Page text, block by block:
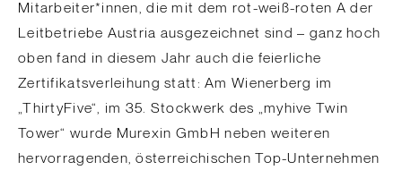
Mitarbeiter*innen, die mit dem rot-weiß-roten A der
Leitbetriebe Austria ausgezeichnet sind – ganz hoch
oben fand in diesem Jahr auch die feierliche
Zertifikatsverleihung statt: Am Wienerberg im
„ThirtyFive“, im 35. Stockwerk des „myhive Twin
Tower“ wurde Murexin GmbH neben weiteren
hervorragenden, österreichischen Top-Unternehmen